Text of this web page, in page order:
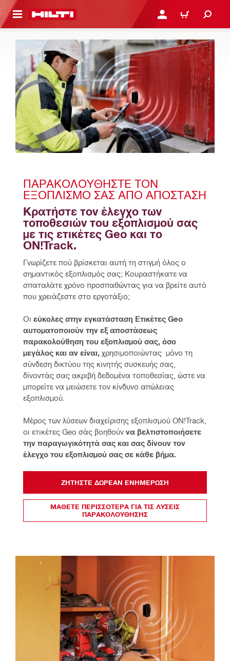
ΕΛΕΓΞΕΙΣ ΤΟ ΠΑΚΕΤΟ ΠΟΥ ΕΧΕΙΣ ΦΤΙΑΞΕΙ ΚΆΝΕ ΣΎΝΔΕΣΗ Ή
ΚΑΛΆΘΙ
ΠΑΡΑΚΟΛΟΥΘΉΣΤΕ ΤΟΝ
ΕΞΟΠΛΙΣΜΌ ΣΑΣ ΑΠΌ ΑΠΌΣΤΑΣΗ
Κρατήστε τον έλεγχο των
τοποθεσιών του εξοπλισμού σας
με τις ετικέτες Geo και το
ON!Track.
Γνωρίζετε πού βρίσκεται αυτή τη στιγμή όλος ο
σημαντικός εξοπλισμός σας; Κουραστήκατε να
σπαταλάτε χρόνο προσπαθώντας για να βρείτε αυτό
που χρειάζεστε στο εργοτάξιο;
Οι εύκολες στην εγκατάσταση Ετικέτες Geo
αυτοματοποιούν την εξ αποστάσεως
παρακολούθηση του εξοπλισμού σας, όσο
μεγάλος και αν είναι, χρησιμοποιώντας  μόνο τη
σύνδεση δικτύου της κινητής συσκευής σας,
δίνοντάς σας ακριβή δεδομένα τοποθεσίας, ώστε να
μπορείτε να μειώσετε τον κίνδυνο απώλειας
εξοπλισμού.
Μέρος των λύσεων διαχείρισης εξοπλισμού ON!Track,
οι ετικέτες Geo σάς βοηθούν να βελτιστοποιήσετε
την παραγωγικότητά σας και σας δίνουν τον
έλεγχο του εξοπλισμού σας σε κάθε βήμα.
ΖΗΤΗΣΤΕ ΔΩΡΕΑΝ ΕΝΗΜΕΡΩΣΗ
ΜΑΘΕΤΕ ΠΕΡΙΣΣΟΤΕΡΑ ΓΙΑ ΤΙΣ ΛΥΣΕΙΣ
ΠΑΡΑΚΟΛΟΥΘΗΣΗΣ